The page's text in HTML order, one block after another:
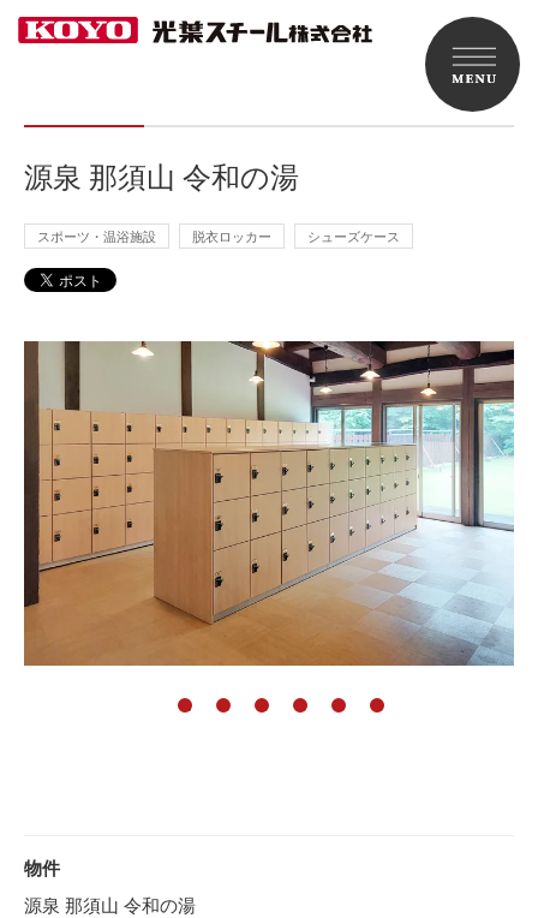
源泉 那須山 令和の湯
スポーツ・温浴施設 脱衣ロッカー シューズケース
物件
源泉 那須山 令和の湯